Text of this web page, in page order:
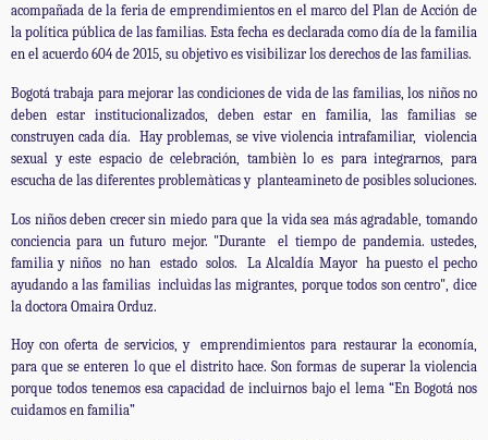
acompañada de la feria de emprendimientos en el marco del Plan de Acción de
la política pública de las familias. Esta fecha es declarada como día de la familia
en el acuerdo 604 de 2015, su objetivo es visibilizar los derechos de las familias.
Bogotá trabaja para mejorar las condiciones de vida de las familias, los niños no
deben estar institucionalizados, deben estar en familia, las familias se
construyen cada día. Hay problemas, se vive violencia intrafamiliar, violencia
sexual y este espacio de celebración, tambièn lo es para integrarnos, para
escucha de las diferentes problemàticas y planteamineto de posibles soluciones.
Los niños deben crecer sin miedo para que la vida sea más agradable, tomando
conciencia para un futuro mejor. "Durante el tiempo de pandemia. ustedes,
familia y niños no han estado solos. La Alcaldía Mayor ha puesto el pecho
ayudando a las familias incluìdas las migrantes, porque todos son centro", dice
la doctora Omaira Orduz.
Hoy con oferta de servicios, y emprendimientos para restaurar la economía,
para que se enteren lo que el distrito hace. Son formas de superar la violencia
porque todos tenemos esa capacidad de incluirnos bajo el lema “En Bogotá nos
cuidamos en familia”